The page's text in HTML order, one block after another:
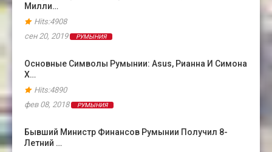
Милли…
Hits:4908
сен 20, 2019
РУМЫНИЯ
Основные Символы Румынии: Asus, Рианна И Симона
Х…
Hits:4890
фев 08, 2018
РУМЫНИЯ
Бывший Министр Финансов Румынии Получил 8-
Летний …